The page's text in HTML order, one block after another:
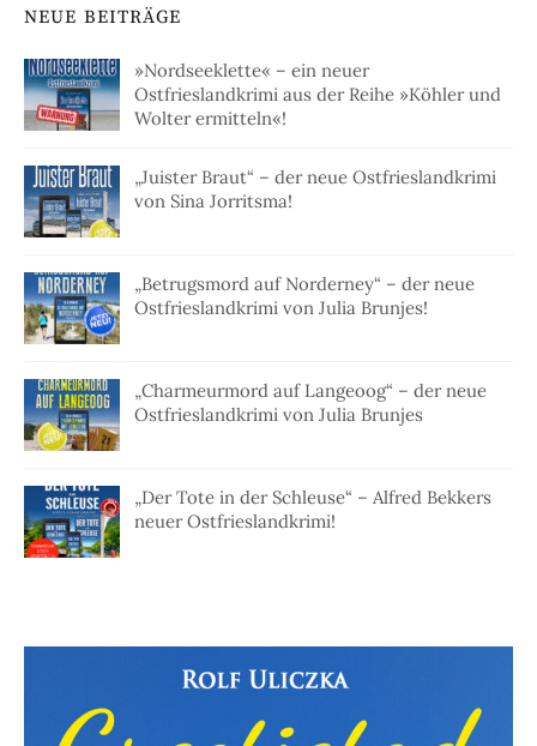
NEUE BEITRÄGE
»Nordseeklette« – ein neuer
Ostfrieslandkrimi aus der Reihe »Köhler und
Wolter ermitteln«!
„Juister Braut“ – der neue Ostfrieslandkrimi
von Sina Jorritsma!
„Betrugsmord auf Norderney“ – der neue
Ostfrieslandkrimi von Julia Brunjes!
„Charmeurmord auf Langeoog“ – der neue
Ostfrieslandkrimi von Julia Brunjes
„Der Tote in der Schleuse“ – Alfred Bekkers
neuer Ostfrieslandkrimi!